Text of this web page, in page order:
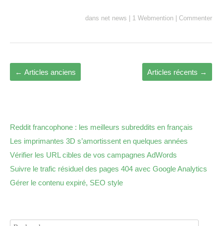
dans net news 1 Webmention Commenter
← Articles anciens Articles récents →
Reddit francophone : les meilleurs subreddits en français
Les imprimantes 3D s’amortissent en quelques années
Vérifier les URL cibles de vos campagnes AdWords
Suivre le trafic résiduel des pages 404 avec Google Analytics
Gérer le contenu expiré, SEO style